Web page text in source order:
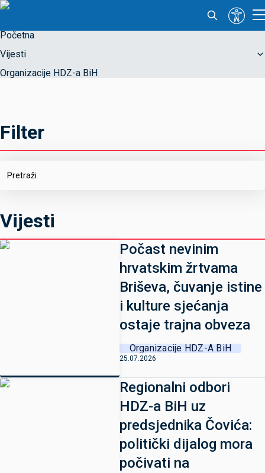
Početna
Vijesti
Organizacije HDZ-a BiH
Vijesti
Počast nevinim
hrvatskim žrtvama
Briševa, čuvanje istine
i kulture sjećanja
ostaje trajna obveza
Organizacije HDZ-A BiH
25.07.2026
Regionalni odbori
HDZ-a BiH uz
predsjednika Čovića:
politički dijalog mora
počivati na
Filter